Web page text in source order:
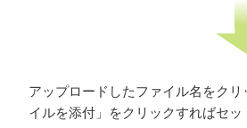
アップロードしたファイル名をク
イルを添付」をクリックすればセッ